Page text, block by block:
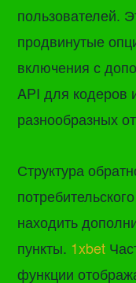
пользователей.
продвинутые
включения с
API для
разнообразных
Структура
находить
пункты. 1xbet
функции